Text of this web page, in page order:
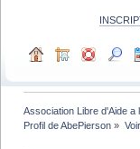
Association Libre d'Aide a
Profil de AbePierson »